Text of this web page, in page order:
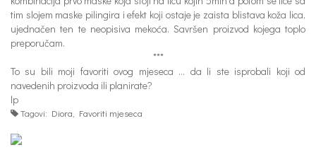
tim slojem maske pilingira i efekt koji ostaje je zaista blistava koža lica,
ujednačen ten te neopisiva mekoća. Savršen proizvod kojega toplo
preporučam.
***
To su bili moji favoriti ovog mjeseca … da li ste isprobali koji od
navedenih proizvoda ili planirate?
lp
Tagovi: Diora Favoriti mjeseca